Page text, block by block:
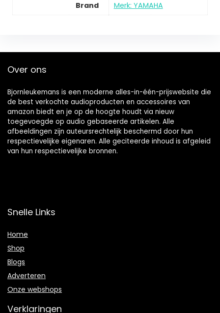
Brand
Merk: YAMAHA
Over ons
Bjornleukemans is een moderne alles-in-één-prijswebsite die
de best verkochte audioproducten en accessoires van
amazon biedt en je op de hoogte houdt via nieuw
toegevoegde op audio gebaseerde artikelen. Alle
afbeeldingen zijn auteursrechtelijk beschermd door hun
respectievelijke eigenaren. Alle geciteerde inhoud is afgeleid
van hun respectievelijke bronnen.
Snelle Links
Home
Shop
Blogs
Adverteren
Onze webshops
Verklaringen